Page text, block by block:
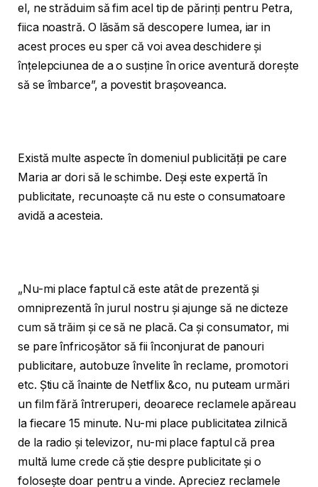
el, ne străduim să fim acel tip de părinți pentru Petra,
fiica noastră. O lăsăm să descopere lumea, iar in
acest proces eu sper că voi avea deschidere și
înțelepciunea de a o susține în orice aventură dorește
să se îmbarce”, a povestit brașoveanca.
Există multe aspecte în domeniul publicității pe care
Maria ar dori să le schimbe. Deși este expertă în
publicitate, recunoaște că nu este o consumatoare
avidă a acesteia.
„Nu-mi place faptul că este atât de prezentă și
omniprezentă în jurul nostru și ajunge să ne dicteze
cum să trăim și ce să ne placă. Ca și consumator, mi
se pare înfricoșător să fii înconjurat de panouri
publicitare, autobuze învelite în reclame, promotori
etc. Știu că înainte de Netflix &co, nu puteam urmări
un film fără întreruperi, deoarece reclamele apăreau
la fiecare 15 minute. Nu-mi place publicitatea zilnică
de la radio și televizor, nu-mi place faptul că prea
multă lume crede că știe despre publicitate și o
folosește doar pentru a vinde. Apreciez reclamele